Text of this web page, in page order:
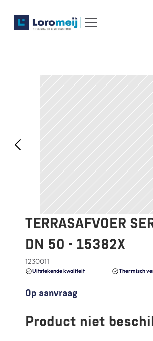
FAQ
Blogs
TERRASAFVOER
DN 50 - 15382X
1230011
Uitstekende kwaliteit Thermisch
Op aanvraag
Product niet